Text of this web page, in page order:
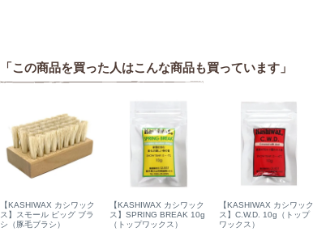
「この商品を買った人はこんな商品も買っています」
【KASHIWAX カシワック
ス】スモール ピッグ ブラ
シ（豚毛ブラシ）
【KASHIWAX カシワック
ス】SPRING BREAK 10g
（トップワックス）
【KASHIWAX カシワック
ス】C.W.D. 10g（トップ
ワックス）